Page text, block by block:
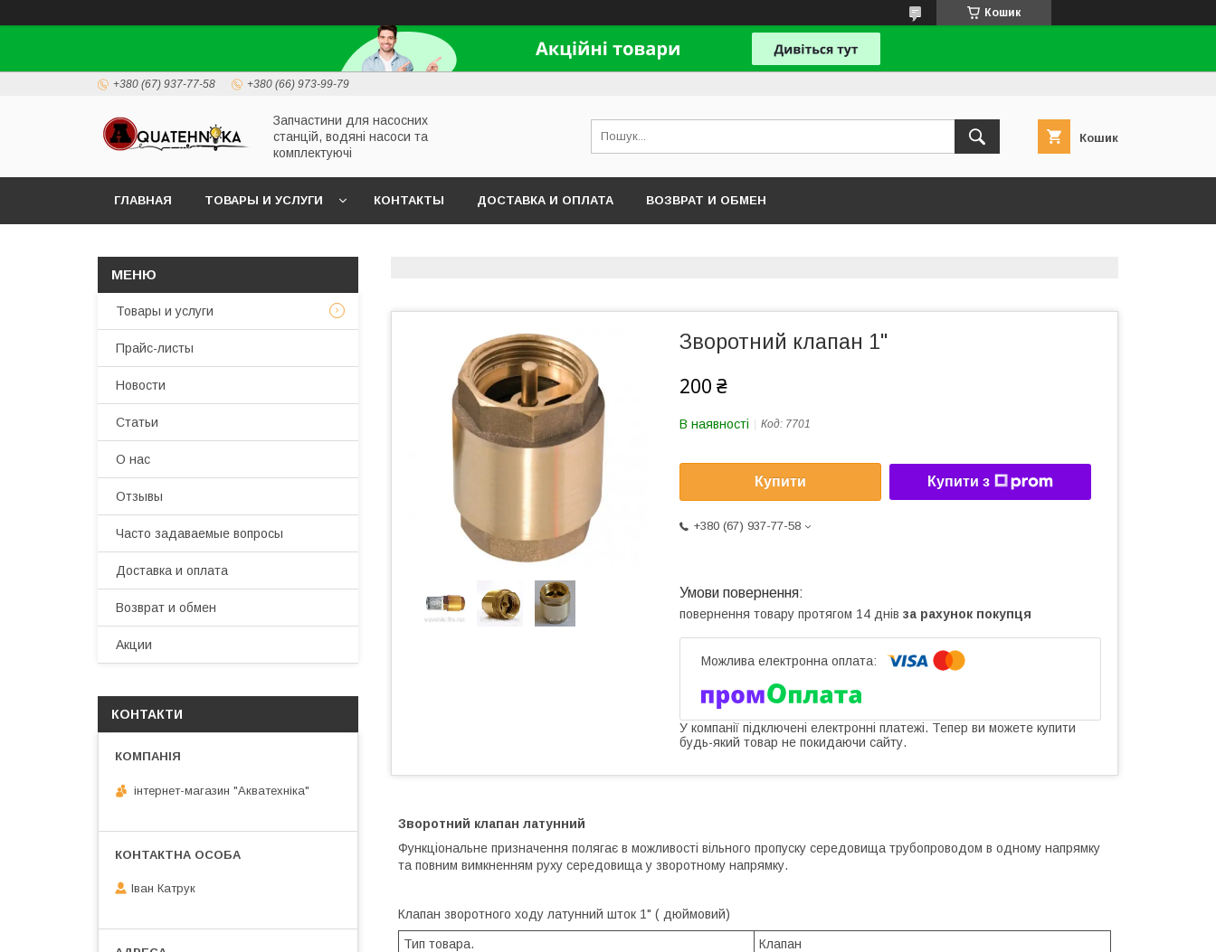
Кошик
+380 (67) 937-77-58 +380 (66) 973-99-79
Запчастини для насосних
станцій, водяні насоси та
комплектуючі
Кошик
ГЛАВНАЯ ТОВАРЫ И УСЛУГИ КОНТАКТЫ ДОСТАВКА И ОПЛАТА ВОЗВРАТ И ОБМЕН
Зворотний клапан 1"
200 ₴
В наявності Код: 7701
Купити Купити з
+380 (67) 937-77-58
повернення товару протягом 14 днів за рахунок покупця
У компанії підключені електронні платежі. Тепер ви можете купити
будь-який товар не покидаючи сайту.
Зворотний клапан латунний
Функціональне призначення полягає в можливості вільного пропуску середовища трубопроводом в одному напрямку
та повним вимкненням руху середовища у зворотному напрямку.
Клапан зворотного ходу латунний шток 1" ( дюймовий)
Тип товара.
Клапан
Товары и услуги
Прайс-листы
Новости
Статьи
О нас
Отзывы
Часто задаваемые вопросы
Доставка и оплата
Возврат и обмен
Акции
КОНТАКТИ
інтернет-магазин "Акватехніка"
Іван Катрук